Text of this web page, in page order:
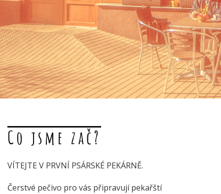
Co jsme zač?
VÍTEJTE V PRVNÍ PSÁRSKÉ PEKÁRNĚ.
Čerstvé pečivo pro vás připravují pekařští